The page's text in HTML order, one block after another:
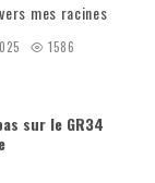
mes racines
1586
sur le GR34